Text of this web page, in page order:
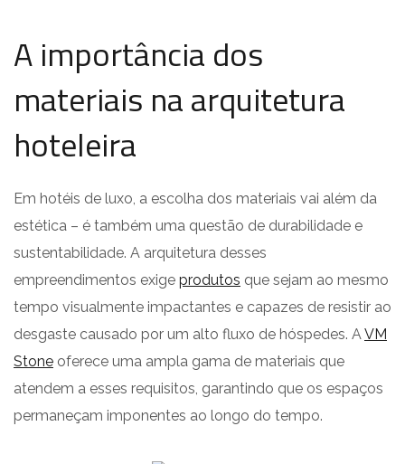
A importância dos
materiais na arquitetura
hoteleira
Em hotéis de luxo, a escolha dos materiais vai além da
estética – é também uma questão de durabilidade e
sustentabilidade. A arquitetura desses
empreendimentos exige produtos que sejam ao mesmo
tempo visualmente impactantes e capazes de resistir ao
desgaste causado por um alto fluxo de hóspedes. AVM
Stone oferece uma ampla gama de materiais que
atendem a esses requisitos, garantindo que os espaços
permaneçam imponentes ao longo do tempo.